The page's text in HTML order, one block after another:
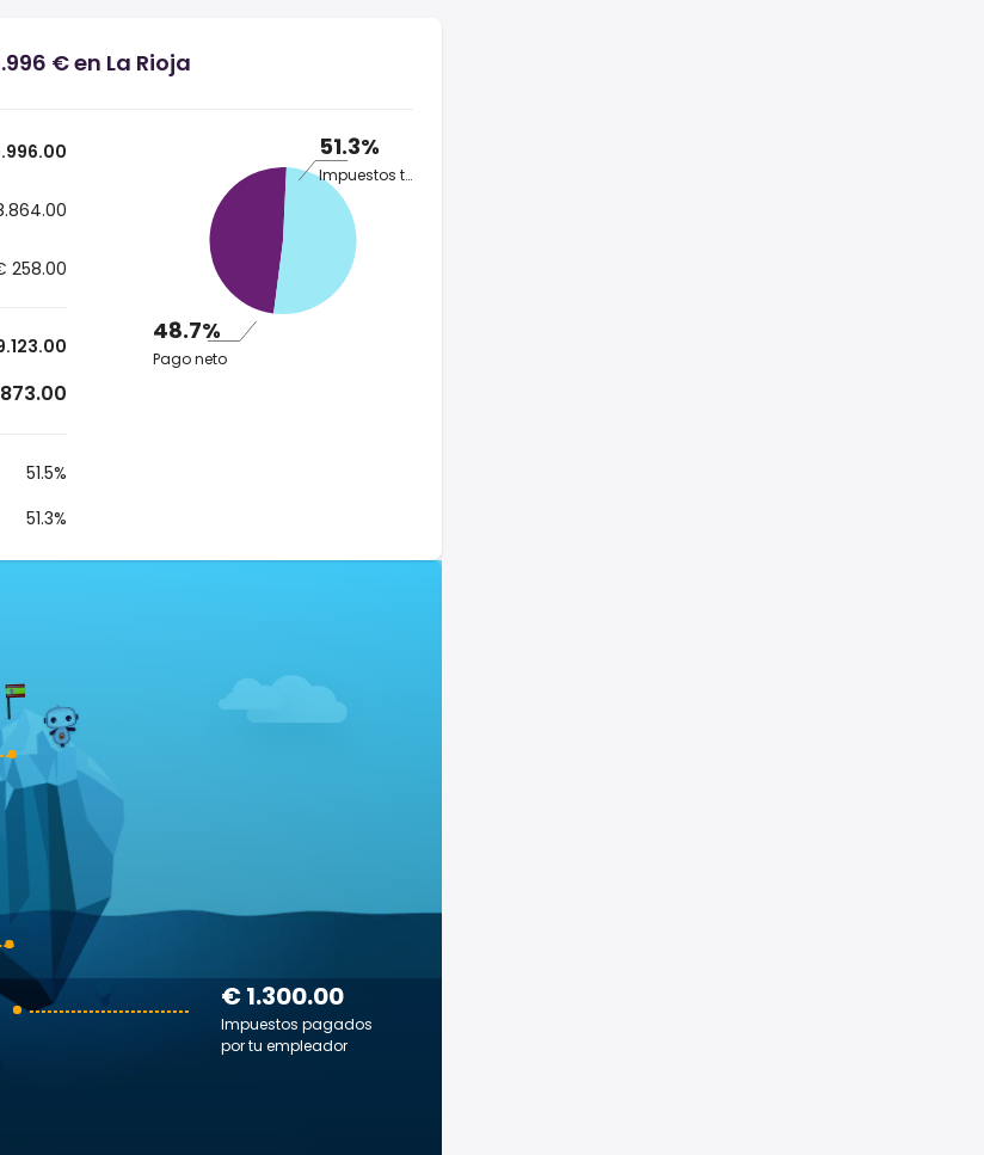
€ en La Rioja
258.00
51.5%
51.3%
51.3%
Impuestos totales
48.7%
Pago neto
€ 1.300.00
Impuestos pagados
por tu empleador